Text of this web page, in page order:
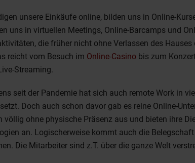
unsere Einkäufe online, bilden uns in Online-
uns in virtuellen Meetings, Online-Barcamps und
die früher nicht ohne Verlassen des
reicht vom Besuch im Online-Casino bis zum
Streaming.
seit der Pandemie hat sich auch remote Work in
Doch auch schon davor gab es reine Online-
völlig ohne physische Präsenz aus und bieten ihre
an. Logischerweise kommt auch die
Die Mitarbeiter sind z.T. über die ganze Welt